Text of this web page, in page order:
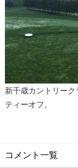
新千歳カントリーク
ティーオフ。
コメント一覧